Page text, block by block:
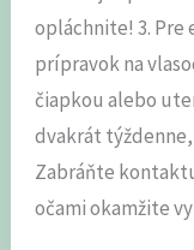
opláchnite! 3. Pre
prípravok na
čiapkou alebo
dvakrát
Zabráňte
očami okamžite